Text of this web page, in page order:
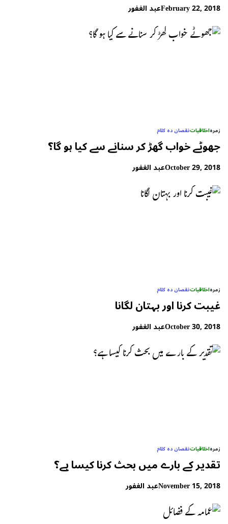
February 22, 2018عبد الغفور
زمرہاخلاقیاتنقصان دہ کلام
جھوٹے خواب گھڑ کر سنانے سے کیا ہو گا؟
October 29, 2018عبد الغفور
زمرہاخلاقیاتنقصان دہ کلام
غیبت کرنا اور بہتان لگانا
October 30, 2018عبد الغفور
زمرہاخلاقیاتنقصان دہ کلام
تقدیر کے بارے میں بحث کرنا کیسا ہے؟
November 15, 2018عبد الغفور